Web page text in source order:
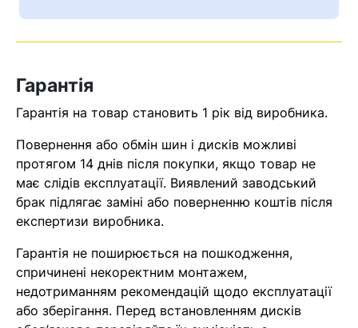
Помилка:
знайдена.
Гарантія
Гарантія на товар становить 1 рік від виробника.
Повернення або обмін шин і дисків можливі
протягом 14 днів після покупки, якщо товар не
має слідів експлуатації. Виявлений заводський
брак підлягає заміні або поверненню коштів після
експертизи виробника.
Гарантія не поширюється на пошкодження,
спричинені некоректним монтажем,
недотриманням рекомендацій щодо експлуатації
або зберігання. Перед встановленням дисків